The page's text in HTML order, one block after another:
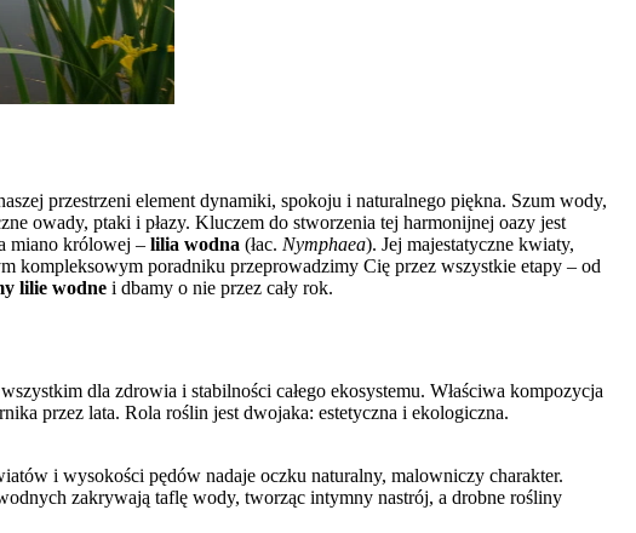
przestrzeni element dynamiki, spokoju i naturalnego piękna. Szum wody,
owady, ptaki i płazy. Kluczem do stworzenia tej harmonijnej oazy jest
miano królowej – lilia wodna (łac. Nymphaea). Jej majestatyczne kwiaty,
kompleksowym poradniku przeprowadzimy Cię przez wszystkie etapy – od
lilie wodne i dbamy o nie przez cały rok.
dla zdrowia i stabilności całego ekosystemu. Właściwa kompozycja
przez lata. Rola roślin jest dwojaka: estetyczna i ekologiczna.
i wysokości pędów nadaje oczku naturalny, malowniczy charakter.
zakrywają taflę wody, tworząc intymny nastrój, a drobne rośliny